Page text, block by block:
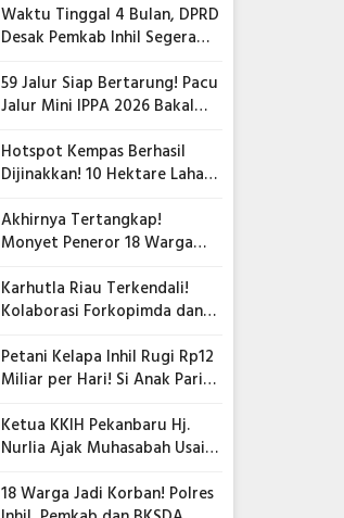
Waktu Tinggal 4 Bulan, DPRD
Desak Pemkab Inhil Segera
59 Jalur Siap Bertarung! Pacu
Jalur Mini IPPA 2026 Bakal
Hotspot Kempas Berhasil
Dijinakkan! 10 Hektare Lahan
Inhil Pimpin Langsung
Pemadaman
Akhirnya Tertangkap!
Monyet Peneror 18 Warga
Karhutla Riau Terkendali!
Kolaborasi Forkopimda dan
Utama
Petani Kelapa Inhil Rugi Rp12
Miliar per Hari! Si Anak Parit
Terus Anjlok
Ketua KKIH Pekanbaru Hj.
Nurlia Ajak Muhasabah Usai
Serangan Monyet di
18 Warga Jadi Korban! Polres